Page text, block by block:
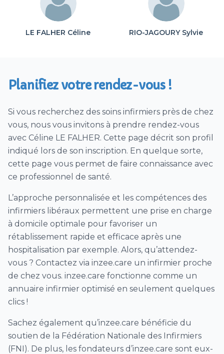
Saignée
Glycémie / insuline
Ablation agrafes et/ou fils ou points de suture
Téléconsultation Coronavirus (CoVid)
Visites patient CoVid (Coronavirus) sur
prescription médicale
Télésoin – télésuivi CoVid
Prélèvement nasopharyngé PCR Covid
Journée de dépistage par test
nasopharyngés PCR ou test antigénique
Prélèvement sérologique Covid
Dépistage Covid par test antigénique
Visite sanitaire infirmière Covid (VDSI)
Vaccination Covid (à domicile)
séances de surveillance clinique et
d’accompagnement postopératoire
postopératoire de drain
Parcours dénutrition Nutriker
LE FALHER Céline RIO-JAGOURY Sylvie
Planifiez votre rendez-vous !
Si vous recherchez des soins infirmiers près de chez
vous, nous vous invitons à prendre rendez-vous
avec Céline LE FALHER. Cette page décrit son profil
indiqué lors de son inscription. En quelque sorte,
cette page vous permet de faire connaissance avec
ce professionnel de santé.
L’approche personnalisée et les compétences des
infirmiers libéraux permettent une prise en charge
à domicile optimale pour favoriser un
rétablissement rapide et efficace après une
hospitalisation par exemple. Alors, qu’attendez-
vous ? Contactez via inzee.care un infirmier proche
de chez vous. inzee.care fonctionne comme un
annuaire infirmier optimisé en seulement quelques
clics !
Sachez également qu’inzee.care bénéficie du
soutien de la Fédération Nationale des Infirmiers
(FNI). De plus, les fondateurs d’inzee.care sont eux-